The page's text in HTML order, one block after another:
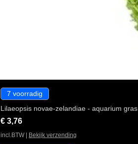
7 voorradig
Lilaeopsis novae-zelandiae - aquarium gras
Prijs
€ 3,76
incl.BTW Bekijk verzending